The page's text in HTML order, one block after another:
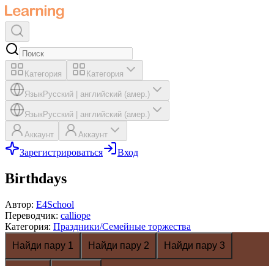
Категория Категория
ЯзыкРусский английский (амер.)
ЯзыкРусский английский (амер.)
Аккаунт Аккаунт
Зарегистрироваться Вход
Birthdays
Автор: E4School
Переводчик: calliope
Категория: Праздники/Семейные торжества
Найди пару 1
Найди пару 2 Найди пару 3